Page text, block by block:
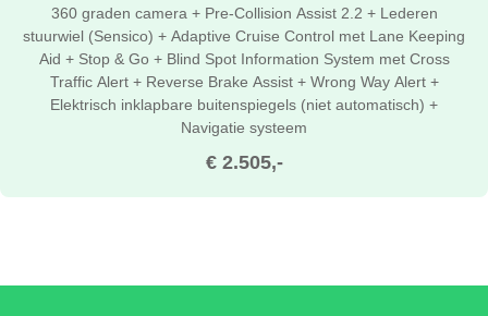
€ 2.505,-
360 graden camera + Pre-Collision Assist 2.2 + Lederen
stuurwiel (Sensico) + Adaptive Cruise Control met Lane Keeping
Aid + Stop & Go + Blind Spot Information System met Cross
Traffic Alert + Reverse Brake Assist + Wrong Way Alert +
Elektrisch inklapbare buitenspiegels (niet automatisch) +
Navigatie systeem